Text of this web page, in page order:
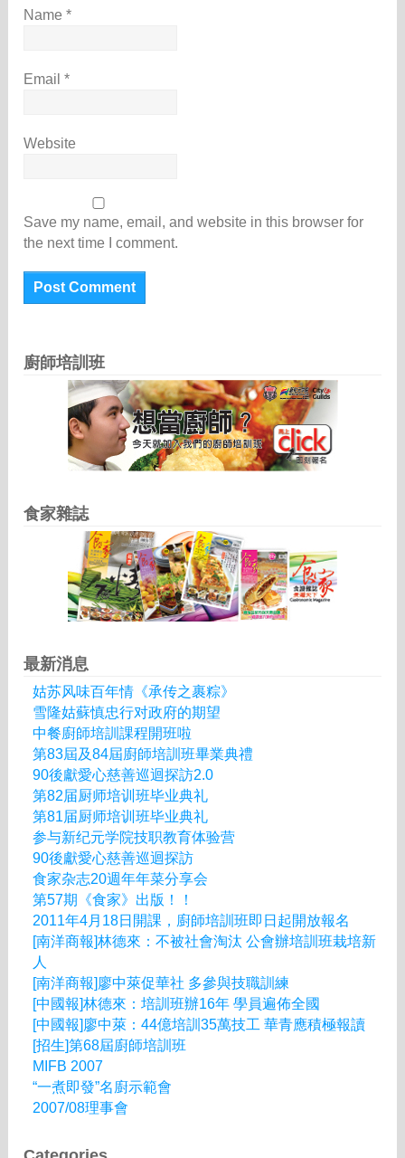
Name*
Email*
Website
Save my name, email, and website in this browser for
the next time I comment.
廚師培訓班
食家雜誌
最新消息
姑苏风味百年情《承传之裹粽》
雪隆姑蘇慎忠行对政府的期望
中餐廚師培訓課程開班啦
第83屆及84屆廚師培訓班畢業典禮
90後獻愛心慈善巡迴探訪2.0
第82届厨师培训班毕业典礼
第81届厨师培训班毕业典礼
参与新纪元学院技职教育体验营
90後獻愛心慈善巡迴探訪
食家杂志20週年年菜分享会
第57期《食家》出版！！
2011年4月18日開課，廚師培訓班即日起開放報名
[南洋商報]林德來：不被社會淘汰 公會辦培訓班栽培新
人
[南洋商報]廖中萊促華社 多參與技職訓練
[中國報]林德來：培訓班辦16年 學員遍佈全國
[中國報]廖中萊：44億培訓35萬技工 華青應積極報讀
[招生]第68屆廚師培訓班
MIFB 2007
“一煮即發”名廚示範會
2007/08理事會